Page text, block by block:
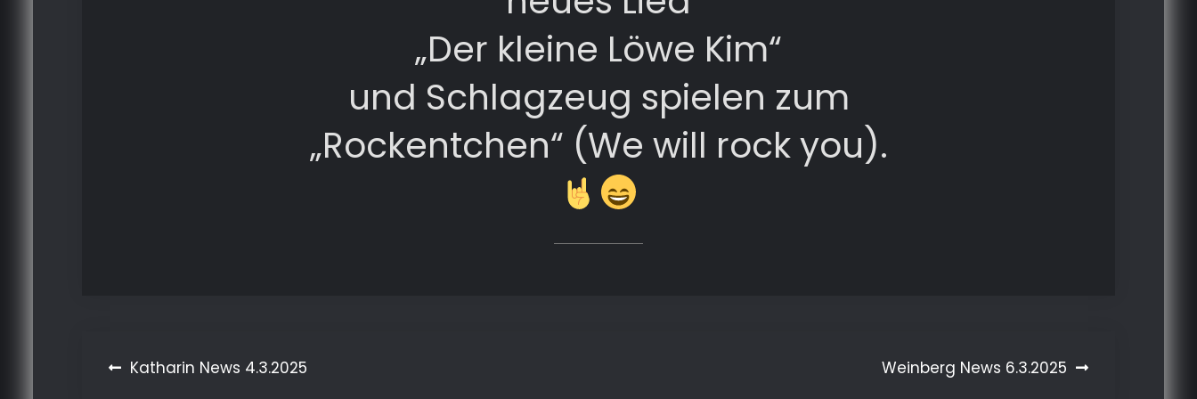
„Der kleine Löwe Kim“
und Schlagzeug spielen zum
„Rockentchen“ (We will rock you).
Beitragsnavigation
Katharin News 4.3.2025 Weinberg News 6.3.2025